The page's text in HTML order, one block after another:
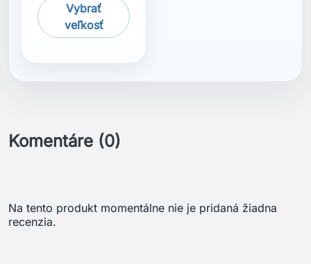
Vybrať
veľkosť
Komentáre (0)
Na tento produkt momentálne nie je pridaná žiadna
recenzia.